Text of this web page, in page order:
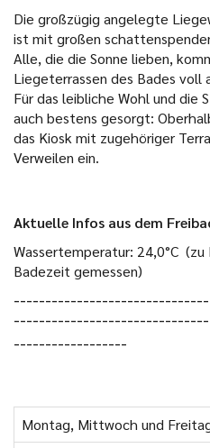
Die großzügig angelegte
ist mit großen
Alle, die die Sonne lieben,
Liegeterrassen des Bades voll
Für das leibliche Wohl und die
auch bestens gesorgt:
das Kiosk mit zugehöriger
Verweilen ein.
Aktuelle Infos aus dem
Wassertemperatur: 24,0°C
Badezeit gemessen)
------------------
Montag, Mittwoch und